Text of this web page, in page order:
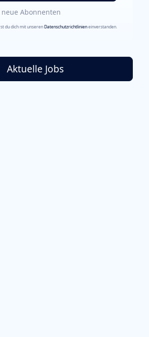
neue Abonnenten
du dich mit unserenDatenschutzrichtlinieneinverstanden.
Aktuelle Jobs